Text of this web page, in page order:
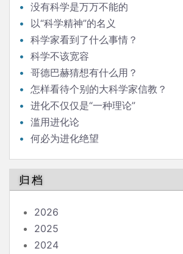
没有科学是万万不能的
以“科学精神”的名义
科学家看到了什么事情？
科学不该宽容
哥德巴赫猜想有什么用？
怎样看待个别的大科学家信教？
进化不仅仅是“一种理论”
滥用进化论
何必为进化绝望
归档
2026
2025
2024